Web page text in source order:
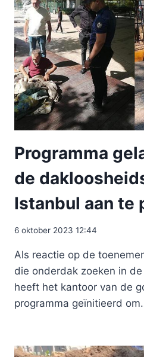
Programma
de
Istanbul aan te
6 oktober 2023 12:44
Als reactie op de
die onderdak zoeken in
heeft het kantoor van de
programma geïnitieerd